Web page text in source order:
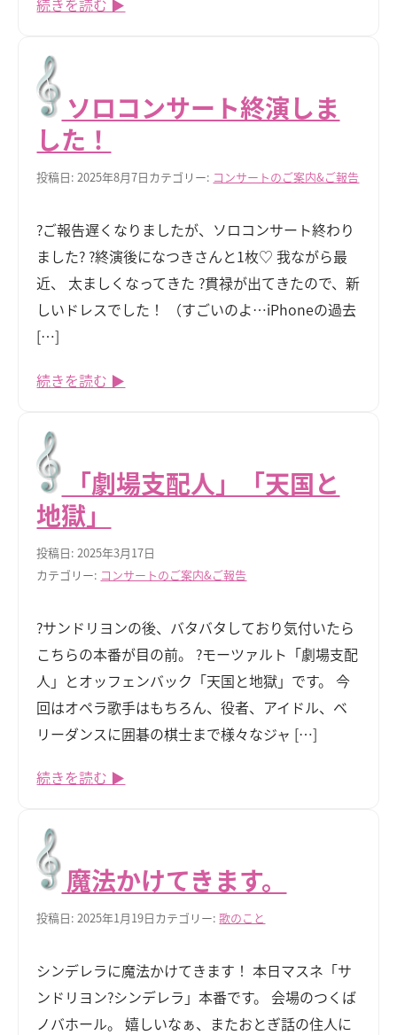
続きを読む ▶
ソロコンサート終演しま
した！
投稿日: 2025年8月7日カテゴリー: コンサートのご案内&ご報告
?ご報告遅くなりましたが、ソロコンサート終わり
ました? ?終演後になつきさんと1枚♡ 我ながら最
近、 太ましくなってきた ?貫禄が出てきたので、新
しいドレスでした！ （すごいのよ…iPhoneの過去
[…]
続きを読む ▶
「劇場支配人」「天国と
地獄」
投稿日: 2025年3月17日
カテゴリー: コンサートのご案内&ご報告
?サンドリヨンの後、バタバタしており気付いたら
こちらの本番が目の前。 ?モーツァルト「劇場支配
人」とオッフェンバック「天国と地獄」です。 今
回はオペラ歌手はもちろん、役者、アイドル、ベ
リーダンスに囲碁の棋士まで様々なジャ […]
続きを読む ▶
魔法かけてきます。
投稿日: 2025年1月19日カテゴリー:歌のこと
シンデレラに魔法かけてきます！ 本日マスネ「サ
ンドリヨン?シンデレラ」本番です。 会場のつくば
ノバホール。 嬉しいなぁ、またおとぎ話の住人に